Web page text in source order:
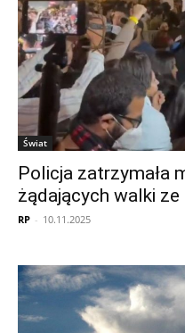
Świat
Policja zatrzymała
żądających walki
RP - 10.11.2025